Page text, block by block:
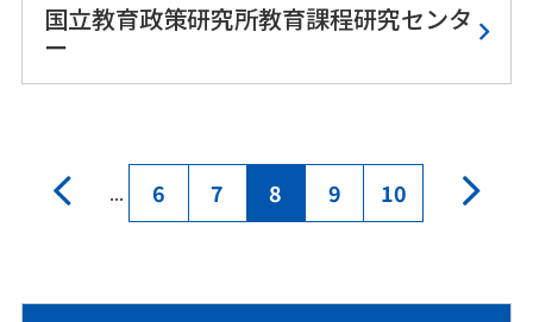
国立教育政策研究所教育課程研究センタ
ー
... 6 7 8 9 10